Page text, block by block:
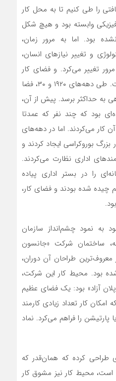
را طی کنیم تا به محل کار
وابسته بود و هیچ شکل
بود. اما به مرور زمان،
و تغییر نیازهای انسان،
تغییر می‌‌‌کرد. و فضای کار
نیز به تناسب آن تکامل یافت. طی دهه‌‌‌های ۱۹۲۰ و ۳۰، فضا
به حداکثر برسد. پیش از آن،
بود که چند نفر که عمدتا
کار می‌‌‌کردند. اما در دهه‌‌‌های
بزرگ بوروکراسی ایجاد کردند و
اداری نظارت می‌‌‌کردند.
را در بستر اداری پیاده
چیده شده بودند و فضای کار،
خود به نمود چشم‌‌‌انداز سازمان
ساختمان شرکت «جانسون
طراحان آن دوران،
بود. محیط کار این شرکت،
آزاد» بود: یک فضای عظیم
کار تعداد زیادی کارمند
پارتیشن را فراهم می‌‌‌کرد. نماد
طراحی کرده که همان‌قدر که
محیط کار نیز مشوق کار